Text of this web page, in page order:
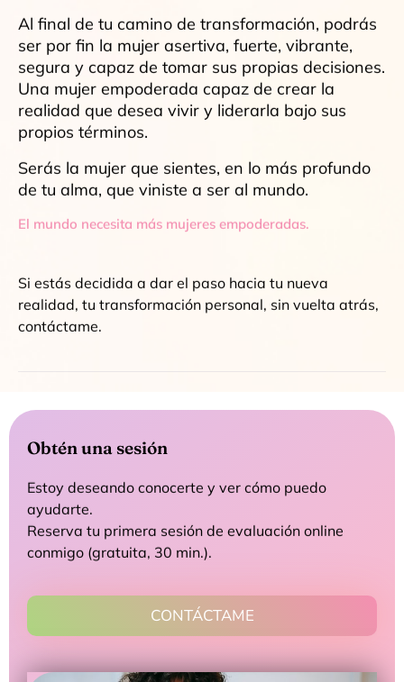
Al final de tu camino de transformación, podrás
ser por fin la mujer asertiva, fuerte, vibrante,
segura y capaz de tomar sus propias decisiones.
Una mujer empoderada capaz de crear la
realidad que desea vivir y liderarla bajo sus
propios términos.
Serás la mujer que sientes, en lo más profundo
de tu alma, que viniste a ser al mundo.
El mundo necesita más mujeres empoderadas.
Si estás decidida a dar el paso hacia tu nueva
realidad, tu transformación personal, sin vuelta atrás,
contáctame.
Obtén una sesión
Estoy deseando conocerte y ver cómo puedo
ayudarte.
Reserva tu primera sesión de evaluación online
conmigo (gratuita, 30 min.).
CONTÁCTAME